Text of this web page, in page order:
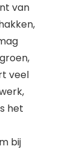
van
veel
het
bij